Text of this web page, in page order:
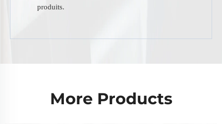
produits.
More Products